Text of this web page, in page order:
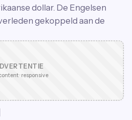
dollar. De Engelsen
gekoppeld aan de
· responsive